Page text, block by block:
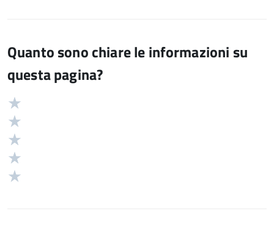
Quanto sono chiare le informazioni su
questa pagina?
Valutazione